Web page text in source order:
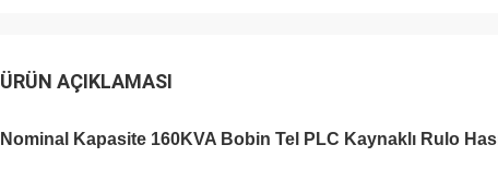
ÜRÜN AÇIKLAMASI
Nominal Kapasite 160KVA Bobin Tel PLC Kaynaklı Rulo